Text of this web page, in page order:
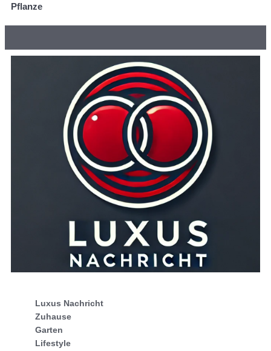
Pflanze
Luxus Nachricht
Zuhause
Garten
Lifestyle